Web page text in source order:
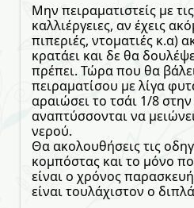
Μην πειραματιστείς με
καλλιέργειες, αν έχεις
πιπεριές, ντοματιές κ.α)
κρατάει και δε θα
πρέπει. Τώρα που θα
πειραματίσου με λίγα
αραιώσει το τσάι 1/8
αναπτύσσονται να
νερού.
Θα ακολουθήσεις τις
κομπόστας και το μόνο
είναι ο χρόνος
είναι τουλάχιστον ο